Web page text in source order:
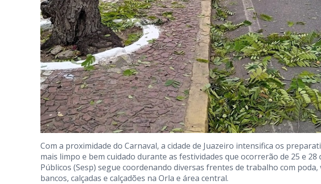
Com a proximidade do Carnaval, a cidade de Juazeiro intensifica os
mais limpo e bem cuidado durante as festividades que ocorrerão de 25 e 28
Públicos (Sesp) segue coordenando diversas frentes de trabalho com
bancos, calçadas e calçadões na Orla e área central.